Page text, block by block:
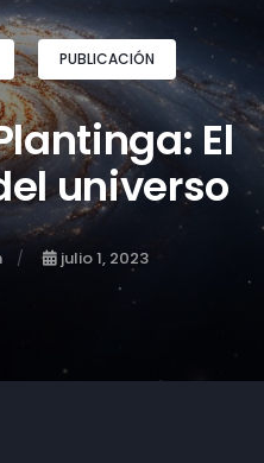
PUBLICACIÓN
El
universo
julio 1, 2023